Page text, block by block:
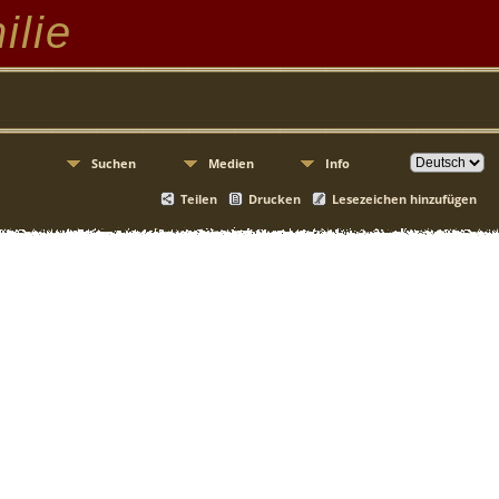
Suchen Medien Info
Teilen Drucken Lesezeichen hinzufügen